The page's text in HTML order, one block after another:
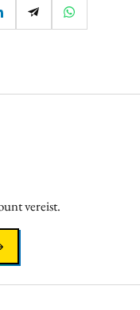
vereist.